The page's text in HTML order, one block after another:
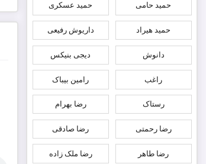
حمید حامی حمید عسکری
حمید هیراد داریوش رفیعی
دانوش دیجی بنیکس
راغب رامین بیباک
رستاک رضا بهرام
رضا رحمتی رضا صادقی
رضا طاهر رضا ملک زاده